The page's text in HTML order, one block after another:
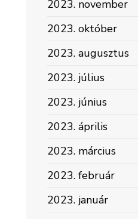
2023. november
2023. október
2023. augusztus
2023. július
2023. június
2023. április
2023. március
2023. február
2023. január